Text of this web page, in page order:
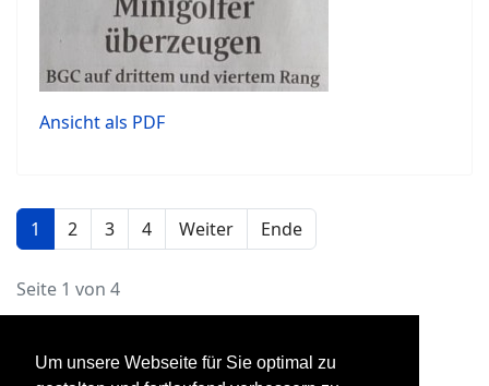
Um unsere Webseite für Sie optimal zu
Ansicht als PDF
1 2 3 4 Weiter Ende
Seite 1 von 4